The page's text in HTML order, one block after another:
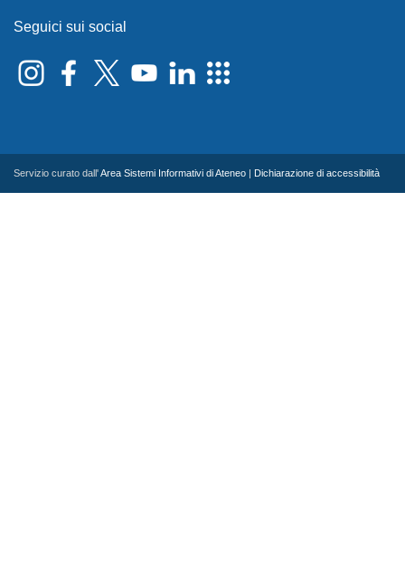
Seguici sui social
Servizio curato dall'Area Sistemi Informativi di Ateneo Dichiarazione di accessibilità